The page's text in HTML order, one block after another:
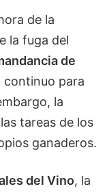
de la
la fuga del
de
continuo para
la
tareas de los
ganaderos.
del Vino, la